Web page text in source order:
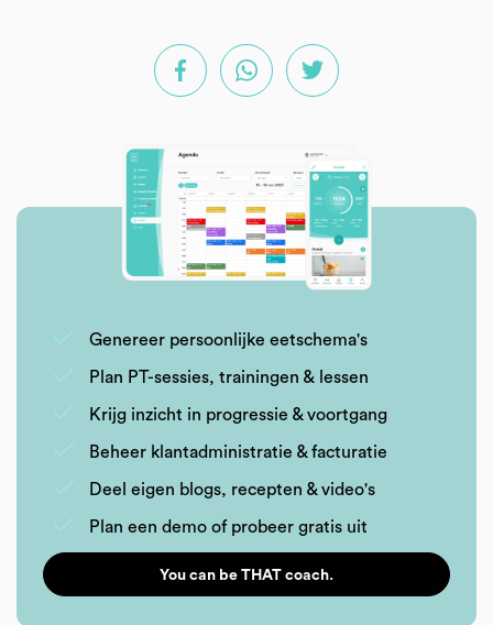
Genereer persoonlijke eetschema's
Plan PT-sessies, trainingen & lessen
Krijg inzicht in progressie & voortgang
Beheer klantadministratie & facturatie
Deel eigen blogs, recepten & video's
Plan een demo of probeer gratis uit
You can be THAT coach.